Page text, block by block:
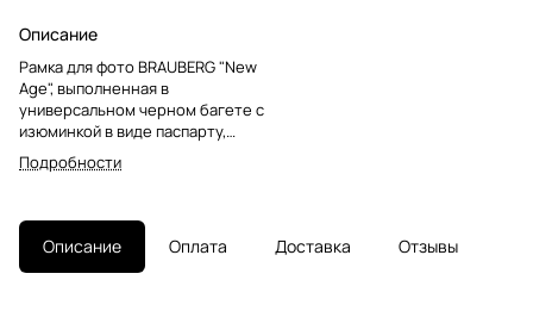
Описание
Рамка для фото BRAUBERG "New
Age", выполненная в
универсальном черном багете с
изюминкой в виде паспарту,
идеально впишется как в
классический, так и в
выполнена из ПВХ и
предназначена для фотографий
размером 15х21 см (если
Подробности
Описание Оплата Доставка Отзывы